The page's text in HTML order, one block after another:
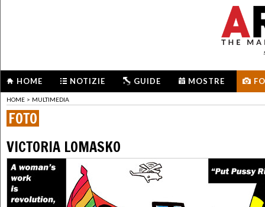
HOME NOTIZIE GUIDE MOSTRE
HOME > MULTIMEDIA
FOTO
VICTORIA LOMASKO